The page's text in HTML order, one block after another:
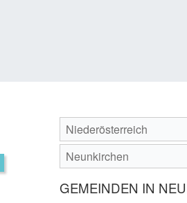
GEMEINDEN IN